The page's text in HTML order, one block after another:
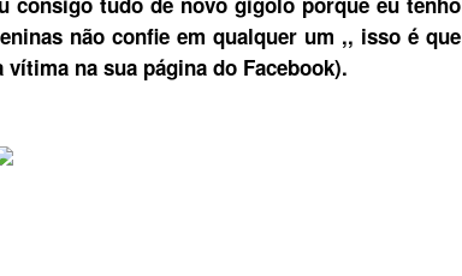
não confie em qualquer um ,, isso é que
na sua página do Facebook).